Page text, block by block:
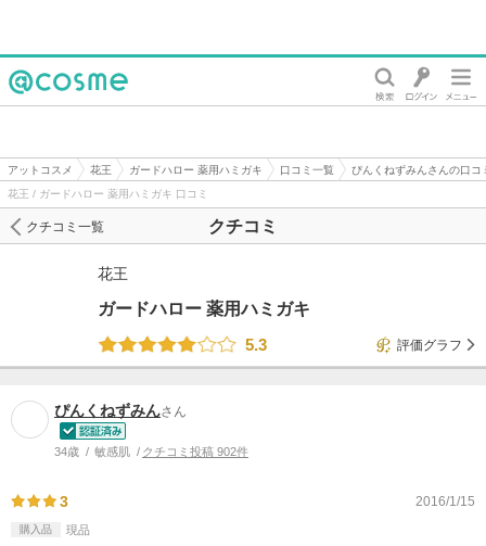
アットコスメ 花王 ガードハロー 薬用ハミガキ 口コミ一覧
ぴんくねずみんさんの口コ
花王 / ガードハロー 薬用ハミガキ 口コミ
クチコミ
クチコミ一覧
花王
ガードハロー 薬用ハミガキ
5.3
評価グラフ
ぴんくねずみんさん
34歳 敏感肌 クチコミ投稿 902件
3 2016/1/15
購入品 現品